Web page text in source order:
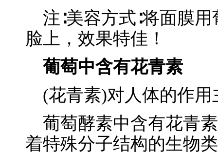
注∶美容方式∶将面膜
脸上，效果特佳！
葡萄中含有花青素
(花青素)对人体的作用
葡萄酵素中含有花青素
着特殊分子结构的生物